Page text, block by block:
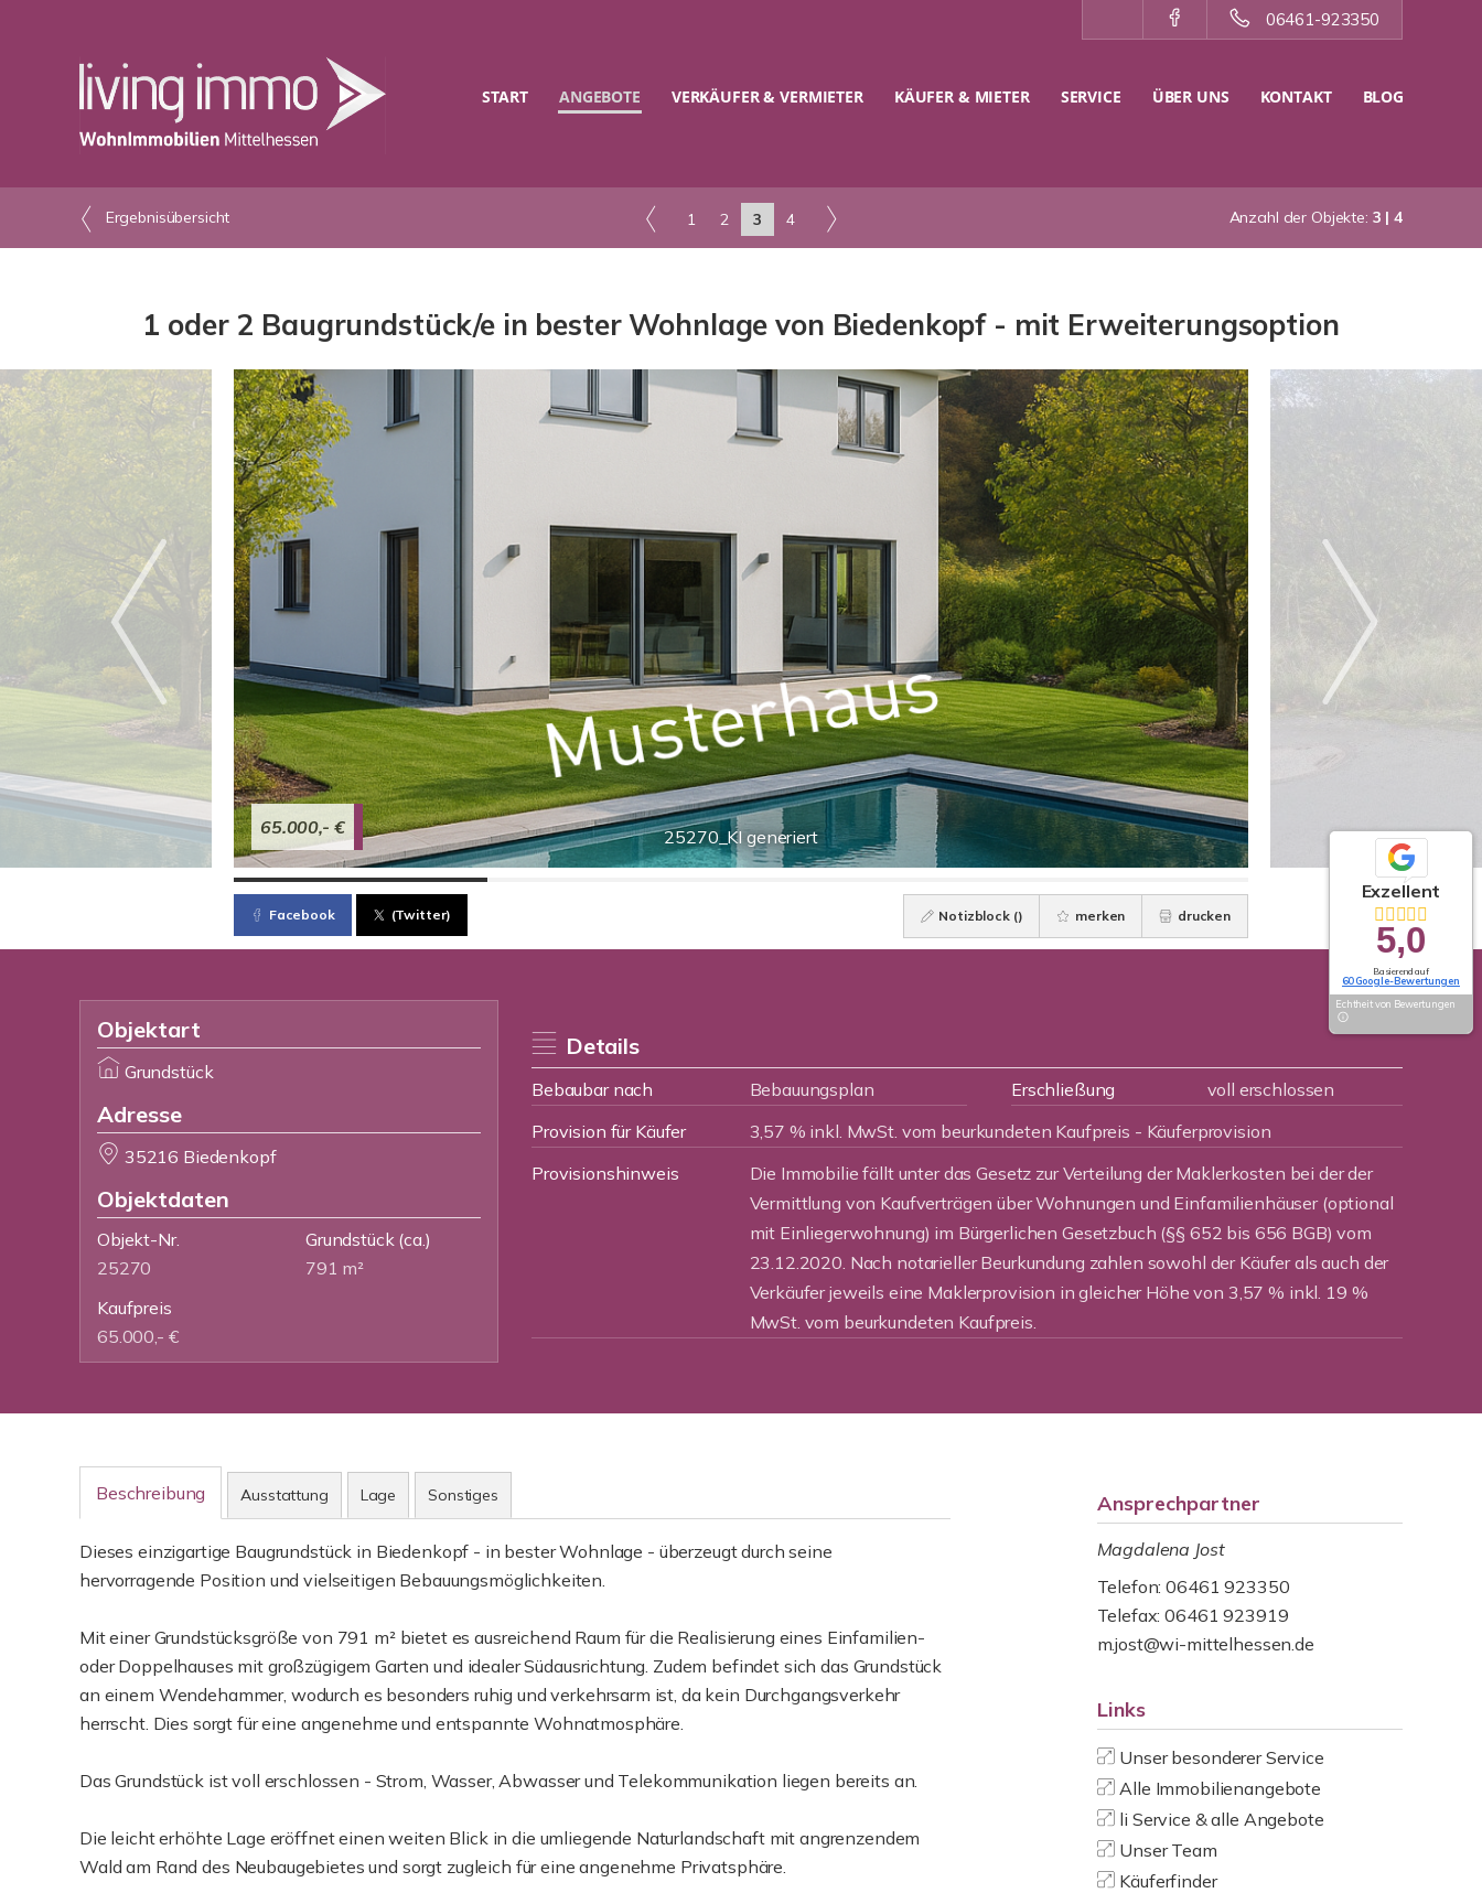
06461-923350
START ANGEBOTE VERKÄUFER & VERMIETER KÄUFER & MIETER SERVICE ÜBER UNS KONTAKT BLOG
Ergebnisübersicht 1 2 3 4 Anzahl der Objekte: 3 | 4
1 oder 2 Baugrundstück/e in bester Wohnlage von Biedenkopf - mit Erweiterungsoption
25270_KI generiert
65.000,- €
Facebook (Twitter) Notizblock () merken drucken
Objektart
Grundstück
Adresse
35216 Biedenkopf
Objektdaten
Objekt-Nr.
25270
Grundstück(ca.)
791 m²
Kaufpreis
65.000,- €
Details
Bebaubar nach Bebauungsplan Erschließung
voll erschlossen
Provision für Käufer
3,57 % inkl. MwSt. vom beurkundeten Kaufpreis - Käuferprovision
Provisionshinweis
Die Immobilie fällt unter das Gesetz zur Verteilung der Maklerkosten bei der der
Vermittlung von Kaufverträgen über Wohnungen und Einfamilienhäuser (optional
mit Einliegerwohnung) im Bürgerlichen Gesetzbuch (§§ 652 bis 656 BGB) vom
23.12.2020. Nach notarieller Beurkundung zahlen sowohl der Käufer als auch der
Verkäufer jeweils eine Maklerprovision in gleicher Höhe von 3,57 % inkl. 19 %
MwSt. vom beurkundeten Kaufpreis.
Beschreibung Ausstattung Lage Sonstiges
Dieses einzigartige Baugrundstück in Biedenkopf - in bester Wohnlage - überzeugt durch seine
hervorragende Position und vielseitigen Bebauungsmöglichkeiten.
Mit einer Grundstücksgröße von 791 m² bietet es ausreichend Raum für die Realisierung eines Einfamilien-
oder Doppelhauses mit großzügigem Garten und idealer Südausrichtung. Zudem befindet sich das Grundstück
an einem Wendehammer, wodurch es besonders ruhig und verkehrsarm ist, da kein Durchgangsverkehr
herrscht. Dies sorgt für eine angenehme und entspannte Wohnatmosphäre.
Das Grundstück ist voll erschlossen - Strom, Wasser, Abwasser und Telekommunikation liegen bereits an.
Die leicht erhöhte Lage eröffnet einen weiten Blick in die umliegende Naturlandschaft mit angrenzendem
Wald am Rand des Neubaugebietes und sorgt zugleich für eine angenehme Privatsphäre.
Ansprechpartner
Magdalena Jost
Telefon: 06461 923350
Telefax: 06461 923919
m.jost@wi-mittelhessen.de
Links
Unser besonderer Service
Alle Immobilienangebote
li Service & alle Angebote
Unser Team
Käuferfinder
Exzellent
5,0
Basierend auf
60 Google-Bewertungen
Echtheit von Bewertungen